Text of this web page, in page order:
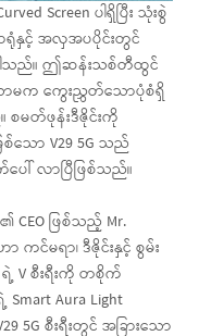
Screen ပါရှိပြီး သုံးစွဲ
ရုံနှင့် အလှအပပိုင်းတွင်
သည်။ ဤဆန်းသစ်တီထွင်
မက ကွေးညွှတ်သောပုံစံရှိ
စမတ်ဖုန်းဒီဇိုင်းကို
ော V29 5G သည်
ါ် လာပြီဖြစ်သည်။
ဖြစ်သည့် Mr.
င်မရာ၊ ဒီဇိုင်းနှင့် စွမ်း
ရဲ့ V စီးရီးကို တစိုက်
Aura Light
စီးရီးတွင် အခြားသော